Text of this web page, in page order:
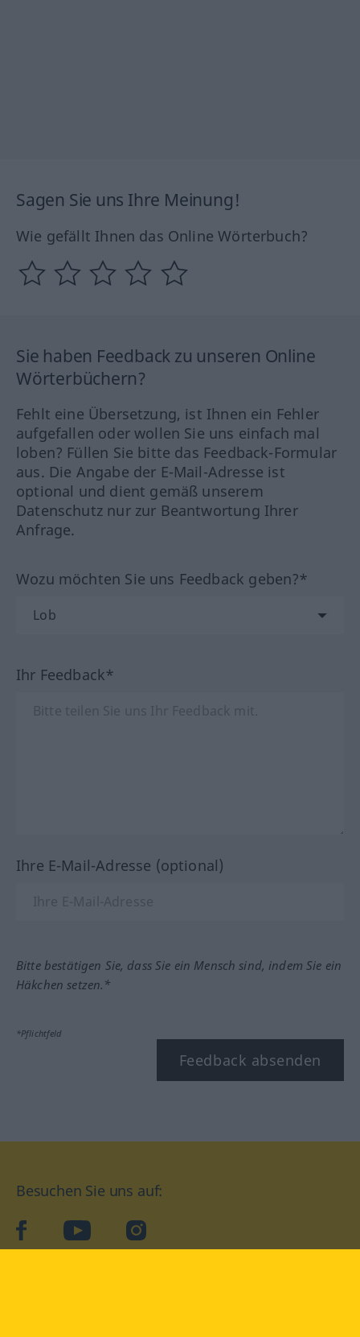
Sagen Sie uns Ihre Meinung!
Wie gefällt Ihnen das Online Wörterbuch?
Sie haben Feedback zu unseren Online
Wörterbüchern?
Fehlt eine Übersetzung, ist Ihnen ein Fehler
aufgefallen oder wollen Sie uns einfach mal
loben? Füllen Sie bitte das Feedback-Formular
aus. Die Angabe der E-Mail-Adresse ist
optional und dient gemäß unserem
Datenschutz nur zur Beantwortung Ihrer
Anfrage.
Wozu möchten Sie uns Feedback geben?*
Ihr Feedback*
Ihre E-Mail-Adresse (optional)
Bitte bestätigen Sie, dass Sie ein Mensch sind, indem Sie ein
Häkchen setzen.*
*Pflichtfeld
Feedback absenden
Besuchen Sie uns auf:
facebookYouTube Instagram